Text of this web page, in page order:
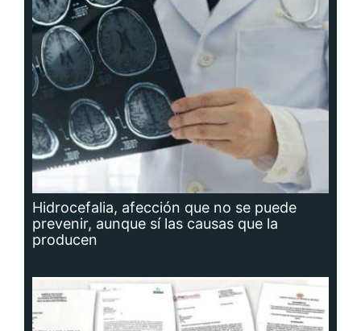
Hidrocefalia, afección que no se puede
prevenir, aunque sí las causas que la
producen